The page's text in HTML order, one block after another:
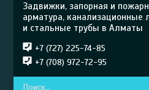
Задвижки, запорная и
арматура, канализационные
и стальные трубы в Алматы
+7 (727) 225-74-85
+7 (708) 972-72-95